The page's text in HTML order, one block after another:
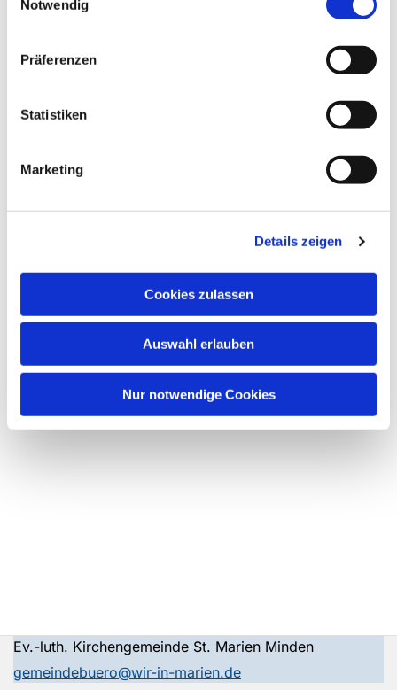
Notwendig
Präferenzen
Statistiken
Marketing
Details zeigen
Cookies zulassen
Auswahl erlauben
Nur notwendige Cookies
Dies könnte Sie auch
Ev.-luth. Kirchengemeinde St. Marien Minden
gemeindebuero@wir-in-marien.de